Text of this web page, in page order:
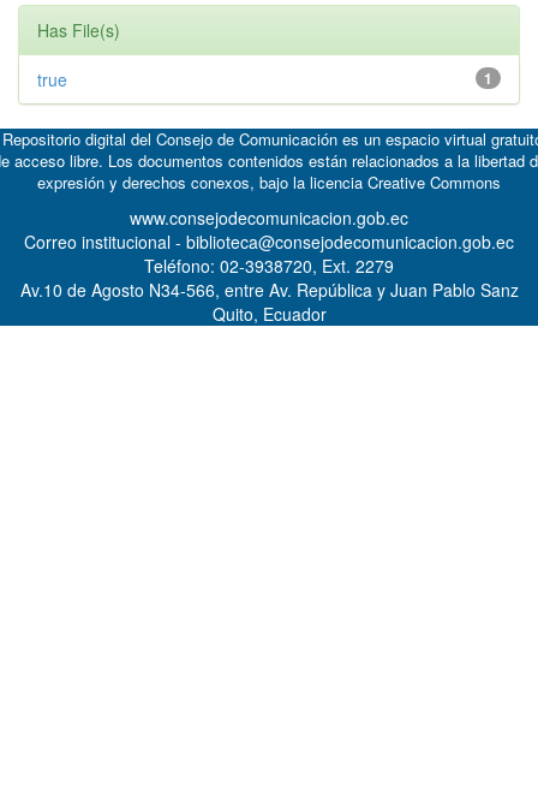
Has File(s)
1
true
digital del Consejo de Comunicación es un espacio virtual
acceso libre. Los documentos contenidos están relacionados a la libertad
expresión y derechos conexos, bajo la licencia Creative Commons
www.consejodecomunicacion.gob.ec
Correo institucional - biblioteca@consejodecomunicacion.gob.ec
Teléfono: 02-3938720, Ext. 2279
Av.10 de Agosto N34-566, entre Av. República y Juan Pablo Sanz
Quito, Ecuador